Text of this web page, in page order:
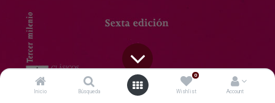
Inicio Búsqueda
0
Wishlist Account